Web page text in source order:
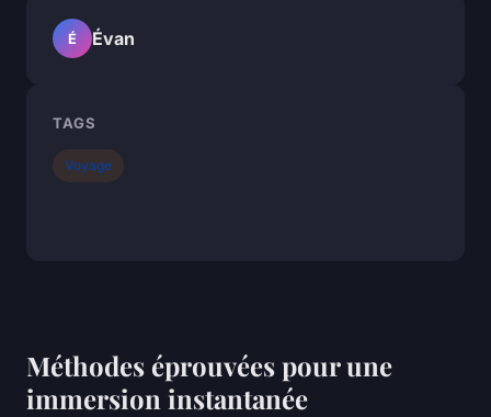
Méthodes éprouvées pour une
immersion instantanée
É Évan
TAGS
Voyage